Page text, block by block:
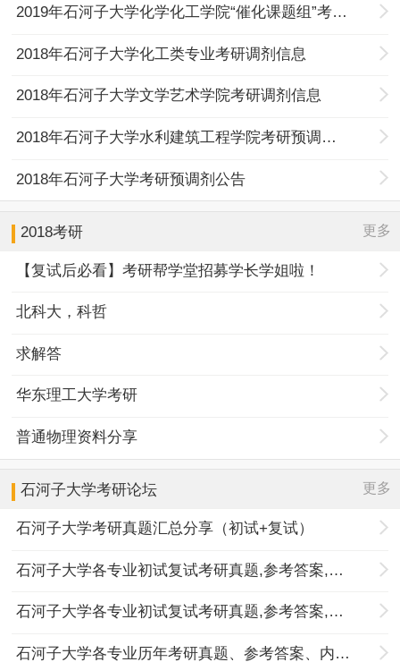
2019年石河子大学化学化工学院“催化课题组”考研调剂信息
2018年石河子大学化工类专业考研调剂信息
2018年石河子大学文学艺术学院考研调剂信息
2018年石河子大学水利建筑工程学院考研预调剂信息
2018年石河子大学考研预调剂公告
2018考研 更多
【复试后必看】考研帮学堂招募学长学姐啦！
北科大，科哲
求解答
华东理工大学考研
普通物理资料分享
石河子大学考研论坛 更多
石河子大学考研真题汇总分享（初试+复试）
石河子大学各专业初试复试考研真题,参考答案,重点范围
石河子大学各专业初试复试考研真题,参考答案,重点范围
石河子大学各专业历年考研真题、参考答案、内部笔记